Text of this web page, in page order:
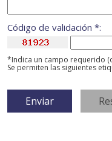
Código de validación *:
*Indica un campo requerido
Se permiten las siguientes